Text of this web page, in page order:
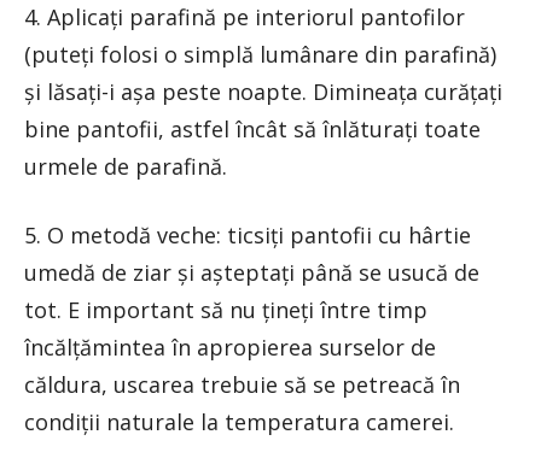
4. Aplicați parafină pe interiorul pantofilor
(puteți folosi o simplă lumânare din parafină)
și lăsați-i așa peste noapte. Dimineața curățați
bine pantofii, astfel încât să înlăturați toate
urmele de parafină.
5. O metodă veche: ticsiți pantofii cu hârtie
umedă de ziar și așteptați până se usucă de
tot. E important să nu țineți între timp
încălțămintea în apropierea surselor de
căldura, uscarea trebuie să se petreacă în
condiții naturale la temperatura camerei.